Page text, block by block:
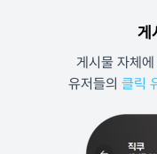
게
게시물 자체
유저들의 클릭